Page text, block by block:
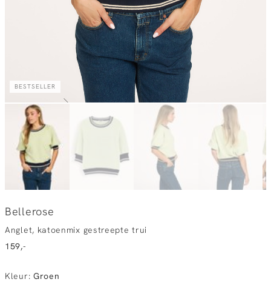
BESTSELLER
Bellerose
Anglet, katoenmix gestreepte trui
159,-
Kleur: Groen